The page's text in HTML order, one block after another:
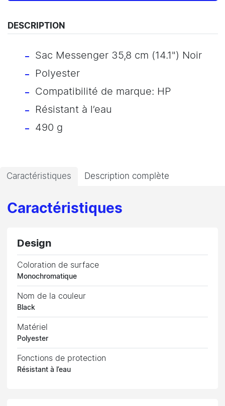
DESCRIPTION
Sac Messenger 35,8 cm (14.1") Noir
Polyester
Compatibilité de marque: HP
Résistant à l’eau
490 g
Caractéristiques Description complète
Caractéristiques
Design
Coloration de surface
Monochromatique
Nom de la couleur
Black
Matériel
Polyester
Fonctions de protection
Résistant à l’eau